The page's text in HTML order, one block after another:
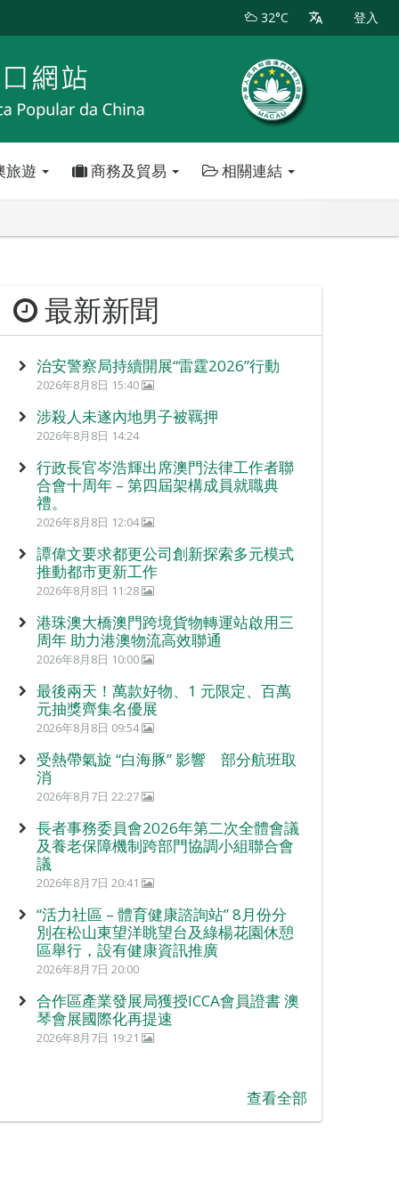
32°C 登入
遊 商務及貿易 相關連結
最新新聞
治安警察局持續開展“雷霆2026”行動
2026年8月8日 15:40
涉殺人未遂內地男子被羈押
2026年8月8日 14:24
行政長官岑浩輝出席澳門法律工作者聯
合會十周年 – 第四屆架構成員就職典
禮。
2026年8月8日 12:04
譚偉文要求都更公司創新探索多元模式
推動都市更新工作
2026年8月8日 11:28
港珠澳大橋澳門跨境貨物轉運站啟用三
周年 助力港澳物流高效聯通
2026年8月8日 10:00
最後兩天！萬款好物、1 元限定、百萬
元抽獎齊集名優展
2026年8月8日 09:54
受熱帶氣旋 “白海豚” 影響 部分航班取
消
2026年8月7日 22:27
長者事務委員會2026年第二次全體會議
及養老保障機制跨部門協調小組聯合會
議
2026年8月7日 20:41
“活力社區 – 體育健康諮詢站” 8月份分
別在松山東望洋眺望台及綠楊花園休憩
區舉行，設有健康資訊推廣
2026年8月7日 20:00
合作區產業發展局獲授ICCA會員證書 澳
琴會展國際化再提速
2026年8月7日 19:21
查看全部